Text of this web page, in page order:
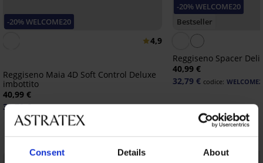
Consent Details About
-20% WELCOME20
4,9
Reggiseno Maia 4D Soft Control Deluxe
imbottito
40,99 €
32,79 € codice: WELCOME20
-20% WELCOME20
Bestseller
Reggiseno Spacer
40,99 €
32,79 € codice:
Scopri pezzi simili